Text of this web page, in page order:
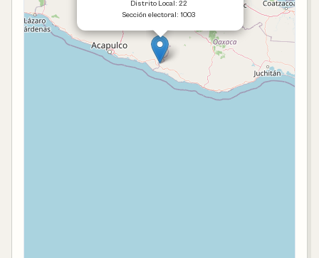
Distrito Local: 22
Sección electoral: 1003